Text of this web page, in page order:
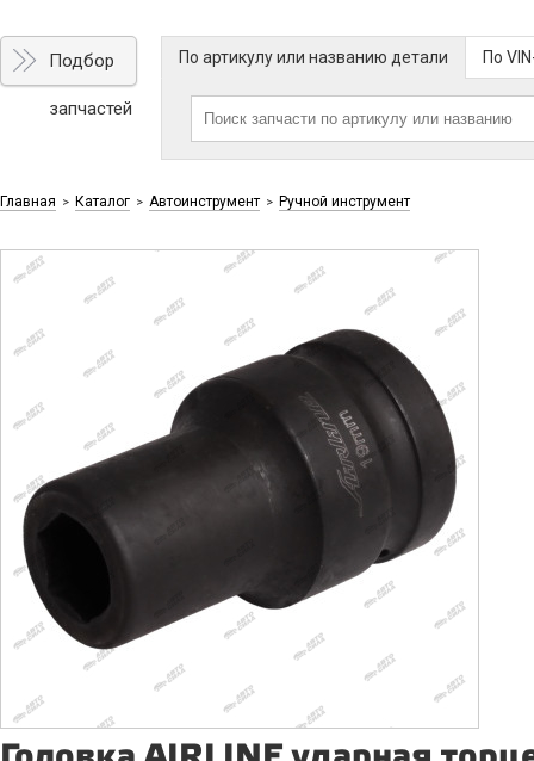
Подбор
запчастей
По артикулу или названию детали По
Главная > Каталог > Автоинструмент > Ручной инструмент